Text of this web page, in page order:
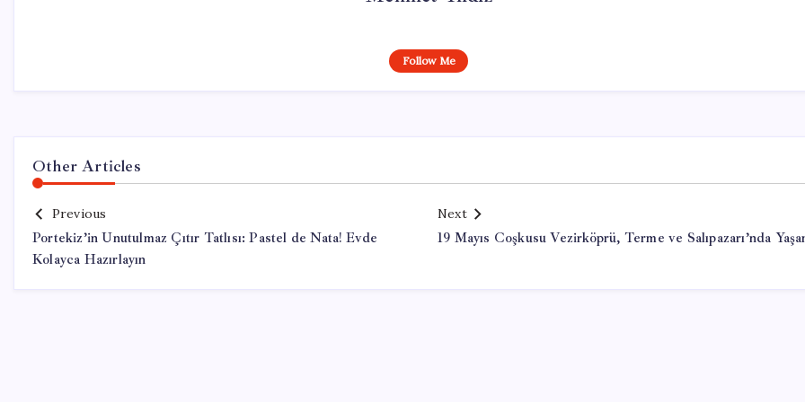
Follow Me
Other Articles
Previous
Portekiz’in Unutulmaz Çıtır Tatlısı: Pastel de Nata! Evde
Kolayca Hazırlayın
Next
19 Mayıs Coşkusu Vezirköprü, Terme ve Salıpazarı’nda